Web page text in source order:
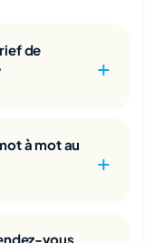
de
à mot au
vous